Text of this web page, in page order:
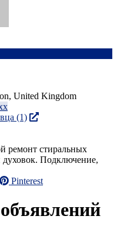
United Kingdom
(1)
ремонт стиральных
Подключение,
Pinterest